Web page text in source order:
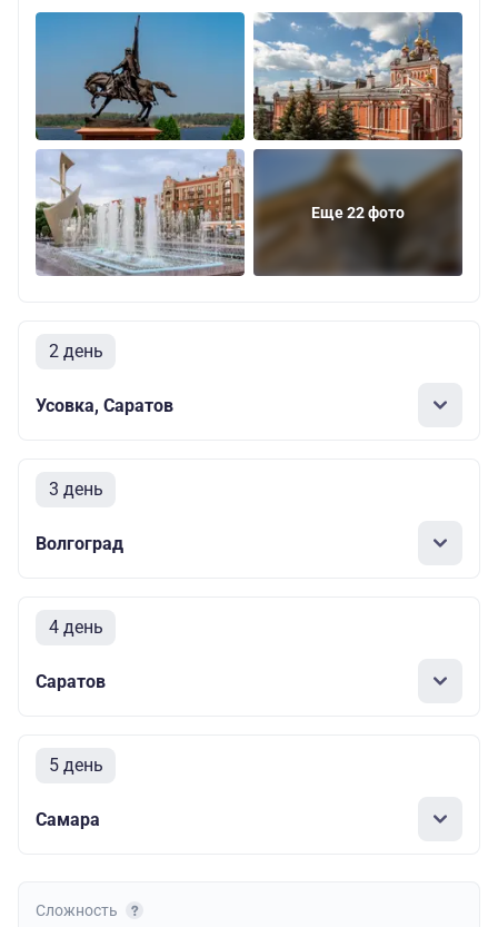
Еще 22 фото
2 день
Усовка, Саратов
3 день
Волгоград
4 день
Саратов
5 день
Самара
Сложность